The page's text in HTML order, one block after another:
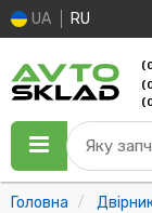
UA RU
Яку
Головна